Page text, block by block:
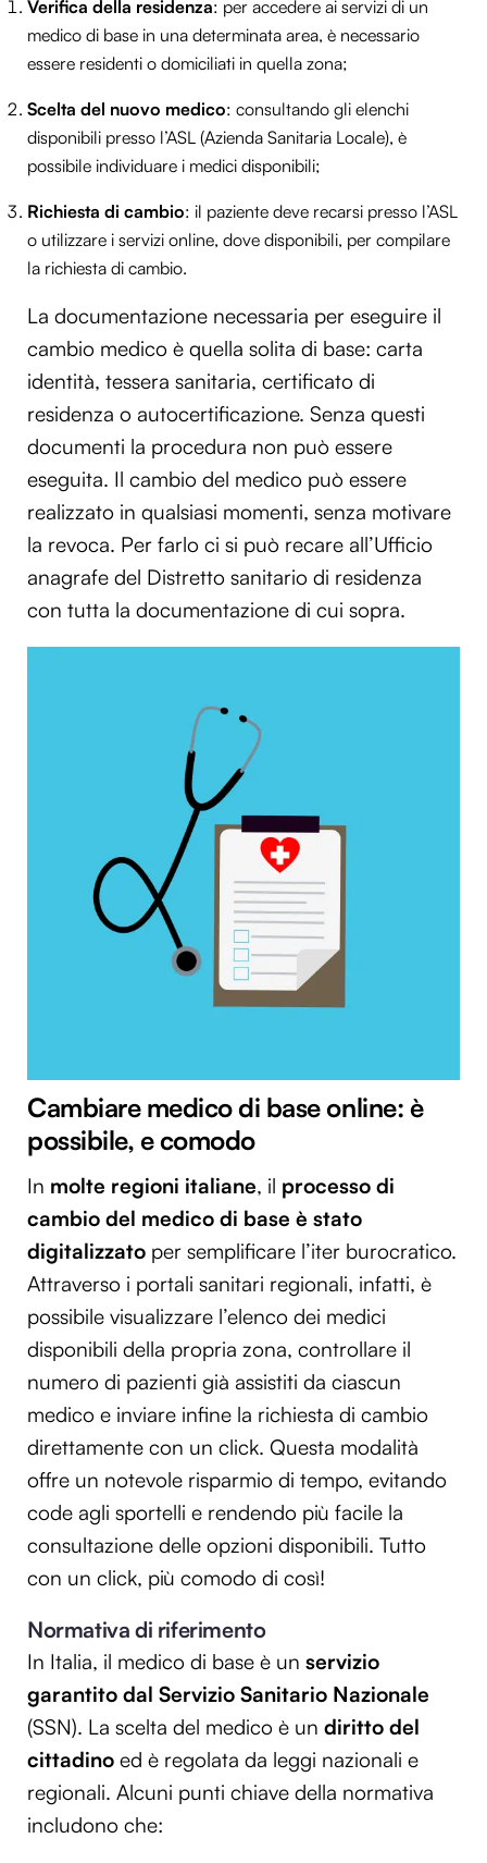
Verifica della residenza: per accedere ai servizi di un
medico di base in una determinata area, è necessario
essere residenti o domiciliati in quella zona;
Scelta del nuovo medico: consultando gli elenchi
disponibili presso l’ASL (Azienda Sanitaria Locale), è
possibile individuare i medici disponibili;
Richiesta di cambio: il paziente deve recarsi presso l’ASL
o utilizzare i servizi online, dove disponibili, per compilare
la richiesta di cambio.
La documentazione necessaria per eseguire il
cambio medico è quella solita di base: carta
identità, tessera sanitaria, certificato di
residenza o autocertificazione. Senza questi
documenti la procedura non può essere
eseguita. Il cambio del medico può essere
realizzato in qualsiasi momenti, senza motivare
la revoca. Per farlo ci si può recare all’Ufficio
anagrafe del Distretto sanitario di residenza
con tutta la documentazione di cui sopra.
Cambiare medico di base online: è
possibile, e comodo
In molte regioni italiane, il processo di
cambio del medico di base è stato
digitalizzato per semplificare l’iter burocratico.
Attraverso i portali sanitari regionali, infatti, è
possibile visualizzare l’elenco dei medici
disponibili della propria zona, controllare il
numero di pazienti già assistiti da ciascun
medico e inviare infine la richiesta di cambio
direttamente con un click. Questa modalità
offre un notevole risparmio di tempo, evitando
code agli sportelli e rendendo più facile la
consultazione delle opzioni disponibili. Tutto
con un click, più comodo di così!
Normativa di riferimento
In Italia, il medico di base è un servizio
garantito dal Servizio Sanitario Nazionale
(SSN). La scelta del medico è un diritto del
cittadino ed è regolata da leggi nazionali e
regionali. Alcuni punti chiave della normativa
includono che: